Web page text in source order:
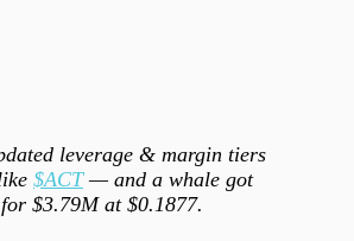
leverage & margin tiers
$ACT— and a whale got
$3.79M at $0.1877.